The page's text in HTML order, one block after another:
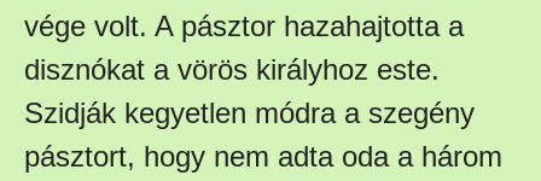
vége volt. A pásztor hazahajtotta a
disznókat a vörös királyhoz este.
Szidják kegyetlen módra a szegény
pásztort, hogy nem adta oda a három